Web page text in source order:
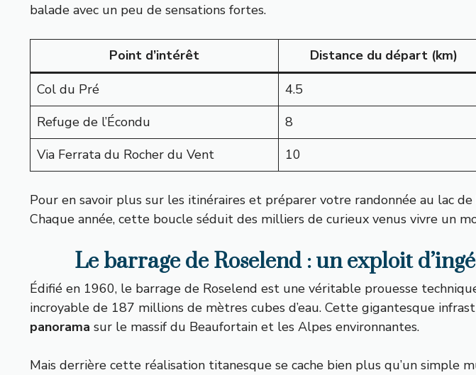
balade avec un peu de sensations fortes.
Point d’intérêt Distance du départ (km)
Col du Pré
4.5
Refuge de l’Écondu
8
Via Ferrata du Rocher du Vent
10
Pour en savoir plus sur les itinéraires et préparer votre randonnée au lac
Chaque année, cette boucle séduit des milliers de curieux venus vivre un
Le barrage de Roselend : un exploit
Édifié en 1960, le barrage de Roselend est une véritable prouesse
incroyable de 187 millions de mètres cubes d’eau. Cette gigantesque
panorama sur le massif du Beaufortain et les Alpes environnantes.
Mais derrière cette réalisation titanesque se cache bien plus qu’un simple